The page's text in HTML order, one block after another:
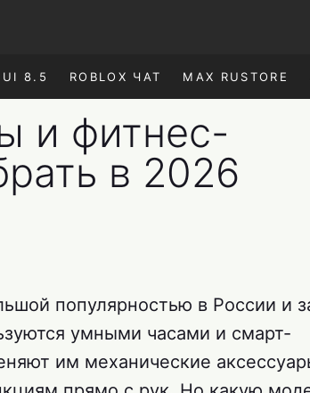
UI 8.5 ROBLOX ЧАТ MAX RUSTORE
и фитнес-
в 2026
популярностью в России и
умными часами и смарт-
им механические